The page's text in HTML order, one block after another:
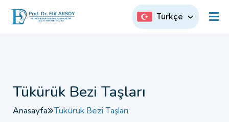
Türkçe
Tükürük Bezi Taşları
Anasayfa Tükürük Bezi Taşları